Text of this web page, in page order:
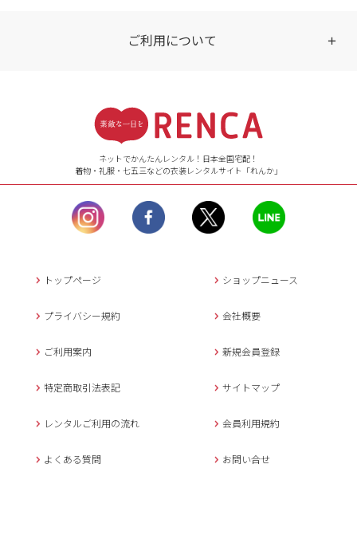
ご利用について
【ご注文（インターネット）】
24時間年中無休
【お問い合わせ窓口（メー
ル）】10:00~17:00
土曜日、日曜日、臨
時休業日を除く。
営業時間外にいただ
返信させていただきま
年末年始、大型連休
メールでのお問い合わせ
ネットでかんたんレンタル！日本全国宅配！
着物・礼服・七五三などの衣装レンタルサイト「れんか」
トップページ ショップニュース
プライバシー規約 会社概要
ご利用案内 新規会員登録
特定商取引法表記 サイトマップ
レンタルご利用の流れ 会員利用規約
よくある質問 お問い合せ